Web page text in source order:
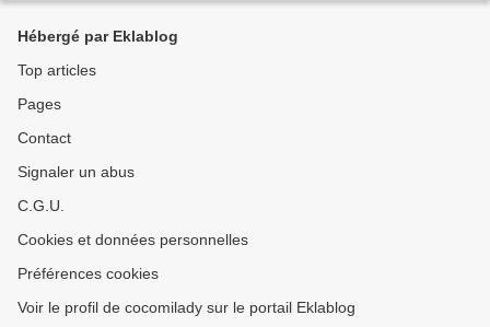
Hébergé par Eklablog
Top articles
Pages
Contact
Signaler un abus
C.G.U.
Cookies et données personnelles
Préférences cookies
Voir le profil de cocomilady sur le portail Eklablog